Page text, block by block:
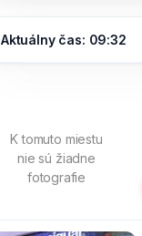
Aktuálny čas: 09:32
K tomuto miestu
nie sú žiadne
fotografie